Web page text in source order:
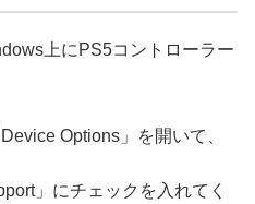
上にPS5コントローラー
Options」を開いて、
」にチェックを入れてく